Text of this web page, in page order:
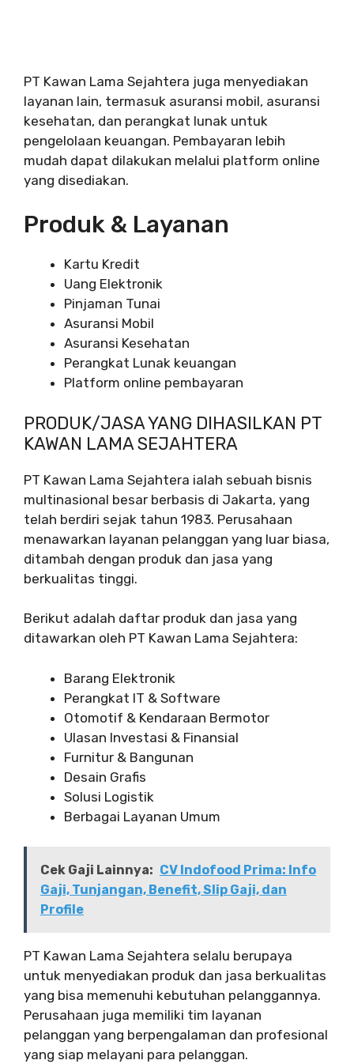
PT Kawan Lama Sejahtera juga menyediakan
layanan lain, termasuk asuransi mobil, asuransi
kesehatan, dan perangkat lunak untuk
pengelolaan keuangan. Pembayaran lebih
mudah dapat dilakukan melalui platform online
yang disediakan.
Produk & Layanan
Kartu Kredit
Uang Elektronik
Pinjaman Tunai
Asuransi Mobil
Asuransi Kesehatan
Perangkat Lunak keuangan
Platform online pembayaran
PRODUK/JASA YANG DIHASILKAN PT
KAWAN LAMA SEJAHTERA
PT Kawan Lama Sejahtera ialah sebuah bisnis
multinasional besar berbasis di Jakarta, yang
telah berdiri sejak tahun 1983. Perusahaan
menawarkan layanan pelanggan yang luar biasa,
ditambah dengan produk dan jasa yang
berkualitas tinggi.
Berikut adalah daftar produk dan jasa yang
ditawarkan oleh PT Kawan Lama Sejahtera:
Barang Elektronik
Perangkat IT & Software
Otomotif & Kendaraan Bermotor
Ulasan Investasi & Finansial
Furnitur & Bangunan
Desain Grafis
Solusi Logistik
Berbagai Layanan Umum
Cek Gaji Lainnya: CV Indofood Prima: Info
Gaji, Tunjangan, Benefit, Slip Gaji, dan
Profile
PT Kawan Lama Sejahtera selalu berupaya
untuk menyediakan produk dan jasa berkualitas
yang bisa memenuhi kebutuhan pelanggannya.
Perusahaan juga memiliki tim layanan
pelanggan yang berpengalaman dan profesional
yang siap melayani para pelanggan.